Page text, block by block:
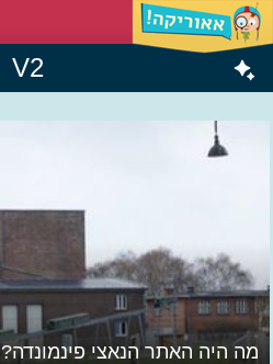
V2
מה היה האתר הנאצי פינמונדה?